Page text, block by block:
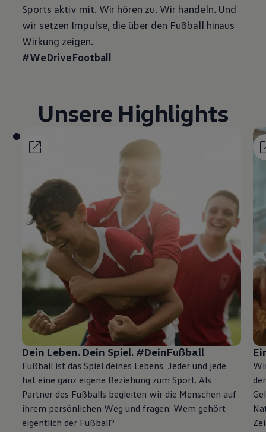
Sports aktiv mit. Wir hören zu. Wir handeln. Und
wir setzen Impulse, die über den Fußball hinaus
Wirkung zeigen.
#WeDriveFootball
Unsere Highlights
Dein Leben. Dein Spiel. #DeinFußball
Fußball ist das Spiel deines Lebens. Jeder und jede
hat eine ganz eigene Beziehung zum Sport. Als
Partner des Fußballs begleiten wir die Menschen auf
ihrem persönlichen Weg und fragen: Wem gehört
eigentlich der Fußball?